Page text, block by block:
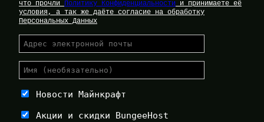
что прочли Политику Конфиденциальности и принимаете её
условия, а так же даёте согласие на обработку
Персональных Данных
Новости Майнкрафт
Акции и скидки BungeeHost